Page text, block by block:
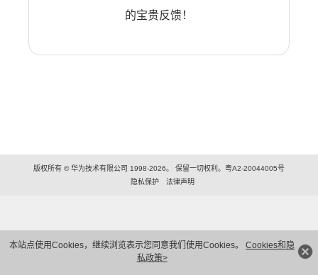
本站点使用Cookies，继续浏览表示您同意我们使用Cookies。 Cookies和隐
私政策>
的宝贵反馈！
版权所有 © 华为技术有限公司 1998-2026。 保留一切权利。粤A2-20044005号
隐私保护
法律声明